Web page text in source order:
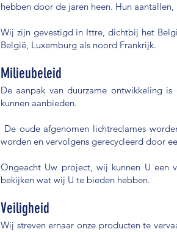
hebben door de jaren heen. Hun
Wij zijn gevestigd in Ittre, dichtbij het
België, Luxemburg als noord Frankrijk.
Milieubeleid
De aanpak van duurzame ontwikkeling
kunnen aanbieden.
De oude afgenomen lichtreclames
worden en vervolgens gerecycleerd door
Ongeacht Uw project, wij kunnen U een
bekijken wat wij U te bieden hebben.
Veiligheid
Wij streven ernaar onze producten te